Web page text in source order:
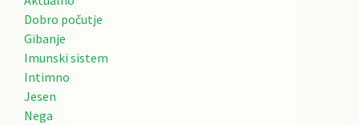
Dobro počutje
Gibanje
Imunski sistem
Intimno
Jesen
Nega